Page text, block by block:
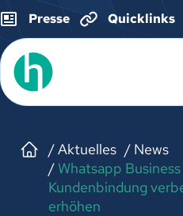
Presse Quicklinks
Aktuelles
News
Whatsapp
Kundenbindung
erhöhen